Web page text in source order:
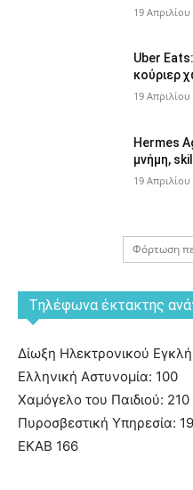
19 Απριλίου
Uber
κούριερ
19 Απριλίου
Hermes
μνήμη,
19 Απριλίου
Φόρτωση
Tηλέφωνα έκτακτης
Δίωξη Ηλεκτρονικού
Ελληνική Αστυνομία: 100
Χαμόγελο του Παιδιού:
Πυροσβεστική Υπηρεσία:
ΕΚΑΒ 166